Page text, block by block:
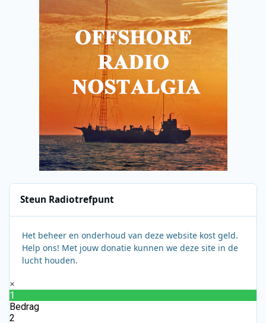
Steun Radiotrefpunt
Het beheer en onderhoud van deze website kost geld.
Help ons! Met jouw donatie kunnen we deze site in de
lucht houden.